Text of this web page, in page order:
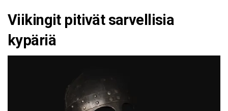
Viikingit pitivät sarvellisia
kypäriä